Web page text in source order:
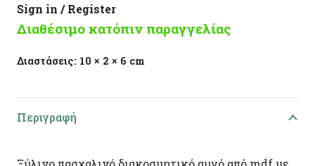
Sign in / Register
Διαθέσιμο κατόπιν παραγγελίας
Διαστάσεις: 10 × 2 × 6 cm
Περιγραφή